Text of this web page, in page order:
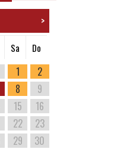
>
Sa Do
1
2
8
9
15
16
22
23
29
30